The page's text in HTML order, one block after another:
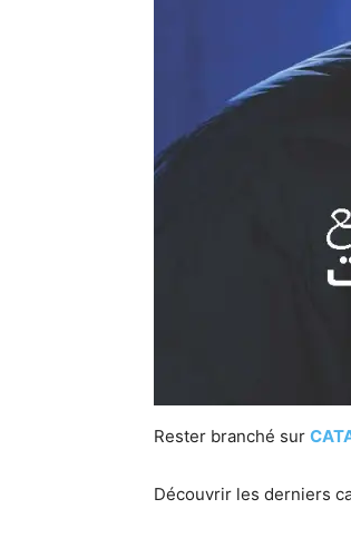
Rester branché sur
Découvrir les derniers